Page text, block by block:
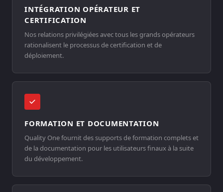
INTÉGRATION OPÉRATEUR ET
CERTIFICATION
Nos relations privilégiées avec tous les grands opérateurs
rationalisent le processus de certification et de
déploiement.
FORMATION ET DOCUMENTATION
Quality One fournit des supports de formation complets et
de la documentation pour les utilisateurs finaux à la suite
du développement.